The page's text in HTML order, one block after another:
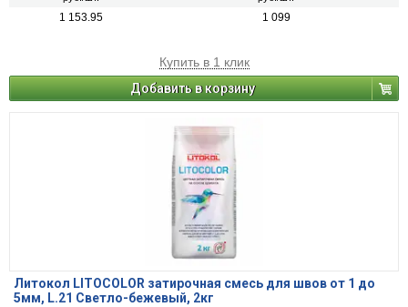
1 153.95 1 099
Купить в 1 клик
Добавить в корзину
Литокол LITOCOLOR затирочная смесь для швов от 1 до
5мм, L.21 Светло-бежевый, 2кг